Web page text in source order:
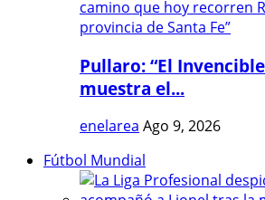
Pullaro: “El
muestra el...
enelarea Ago 9, 2026
Fútbol Mundial